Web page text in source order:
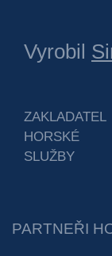
Vyrobil
ZAKLADATEL
HORSKÉ
SLUŽBY
PARTNEŘI